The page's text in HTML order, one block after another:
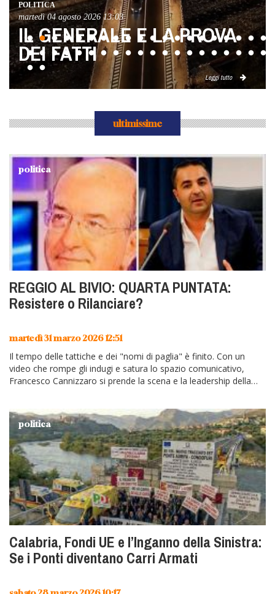
ARTE E CULTURA
giovedì 30 luglio 2026 10:15
Non chiamatelo Nolan,
chiamatelo Ulisse
Leggi tutto
ultimissime
politica
REGGIO AL BIVIO: QUARTA PUNTATA:
Resistere o Rilanciare?
martedì 31 marzo 2026 12:51
Il tempo delle tattiche e dei "nomi di paglia" è finito. Con un
video che rompe gli indugi e satura lo spazio comunicativo,
Francesco Cannizzaro si prende la scena e la leadership della
politica
Calabria, Fondi UE e l’Inganno della Sinistra:
Se i Ponti diventano Carri Armati